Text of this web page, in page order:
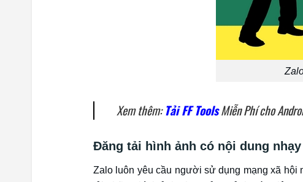
Xem thêm:Tải FF ToolsMiễn Phí cho
Đăng tải hình ảnh có nội dung nhạy
Zalo luôn yêu cầu người sử dụng mạng xã hội